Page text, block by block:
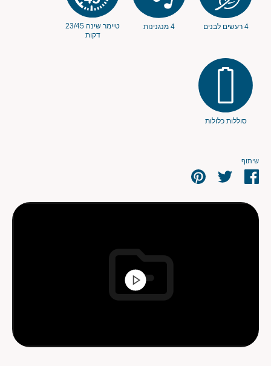
4 רעשים לבנים 4 מנגנינות
טיימר שינה 23/45
דקות
סוללות כלולות
שיתוף
שתף שתף שתף